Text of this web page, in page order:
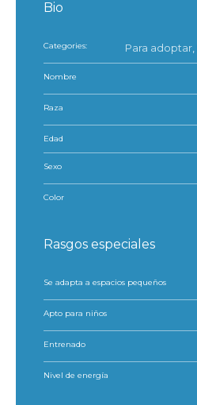
Bio
Categories: Para adoptar
Nombre
Raza
Edad
Sexo
Color
Rasgos especiales
Se adapta a espacios pequeños
Apto para niños
Entrenado
Nivel de energía